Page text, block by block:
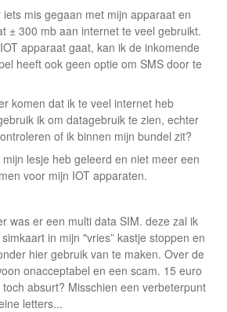
mis gegaan met mijn apparaat en
± 300 mb aan internet te veel gebruikt.
apparaat gaat, kan ik de inkomende
heeft ook geen optie om SMS door te
komen dat ik te veel internet heb
ik om datagebruik te zien, echter
of ik binnen mijn bundel zit?
lesje heb geleerd en niet meer een
voor mijn IOT apparaten.
was er een multi data SIM. deze zal ik
in mijn "vries” kastje stoppen en
hier gebruik van te maken. Over de
onacceptabel en een scam. 15 euro
absurt? Misschien een verbeterpunt
letters...